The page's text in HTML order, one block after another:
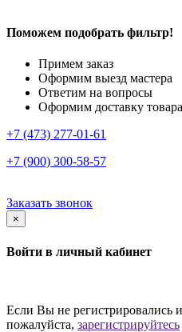
Поможем подобрать фильтр!
Примем заказ
Оформим выезд мастера
Ответим на вопросы
Оформим доставку товара
+7 (473) 277-01-61
+7 (900) 300-58-57
Заказать звонок
×
Войти в личный кабинет
Если Вы не регистрировались
пожалуйста, зарегистрируйтесь